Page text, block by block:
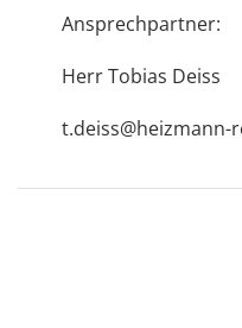
Merkliste
Keine Reisen
Ansprechpartner:
Herr Tobias Deiss
t.deiss@heizmann-